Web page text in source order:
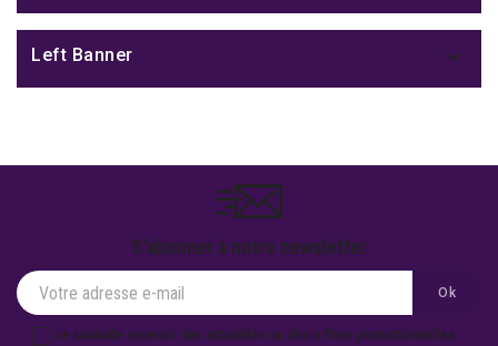
Left Banner 
S'abonner à notre newsletter
Je souhaite recevoir des actualités ou des offres promotionnelles